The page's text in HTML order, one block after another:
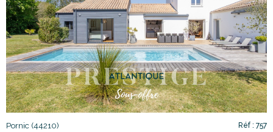
voir le
bien
Pornic (44210)
Réf : 757